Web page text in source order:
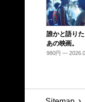
誰かと語りた
あの映画。
980円 —